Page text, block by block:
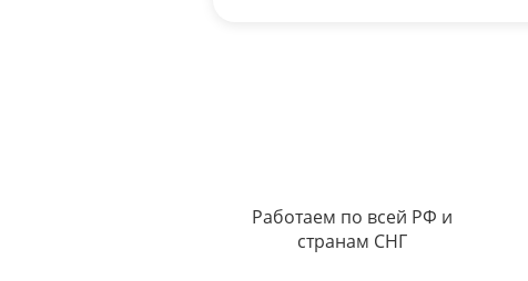
Работаем по всей РФ и
странам СНГ